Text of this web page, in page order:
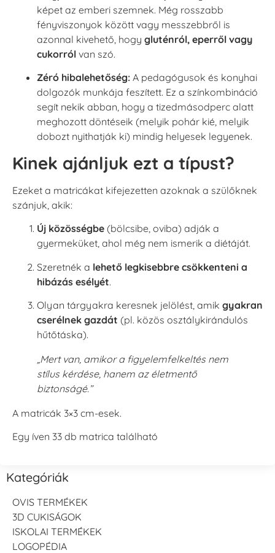
képet az emberi szemnek. Még rosszabb
fényviszonyok között vagy messzebbről is
azonnal kivehető, hogy gluténról, eperről vagy
cukorról van szó.
Zéró hibalehetőség: A pedagógusok és konyhai
dolgozók munkája feszített. Ez a színkombináció
segít nekik abban, hogy a tizedmásodperc alatt
meghozott döntéseik (melyik pohár kié, melyik
dobozt nyithatják ki) mindig helyesek legyenek.
Kinek ajánljuk ezt a típust?
Ezeket a matricákat kifejezetten azoknak a szülőknek
szánjuk, akik:
Új közösségbe (bölcsibe, oviba) adják a
gyermeküket, ahol még nem ismerik a diétáját.
Szeretnék a lehető legkisebbre csökkenteni a
hibázás esélyét.
Olyan tárgyakra keresnek jelölést, amik gyakran
cserélnek gazdát (pl. közös osztálykirándulós
hűtőtáska).
„Mert van, amikor a figyelemfelkeltés nem
stílus kérdése, hanem az életmentő
biztonságé.”
A matricák 3×3 cm-esek.
Egy íven 33 db matrica található
Kategóriák
OVIS TERMÉKEK
3D CUKISÁGOK
ISKOLAI TERMÉKEK
LOGOPÉDIA